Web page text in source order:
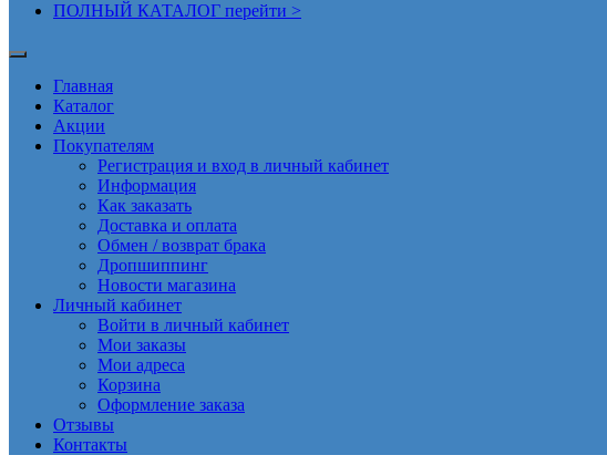
ПОЛНЫЙ КАТАЛОГ перейти >
Главная
Каталог
Акции
Покупателям
Регистрация и вход в личный кабинет
Информация
Как заказать
Доставка и оплата
Обмен / возврат брака
Дропшиппинг
Новости магазина
Личный кабинет
Войти в личный кабинет
Мои заказы
Мои адреса
Корзина
Оформление заказа
Отзывы
Контакты